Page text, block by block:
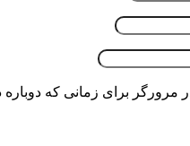
مرورگر برای زمانی که